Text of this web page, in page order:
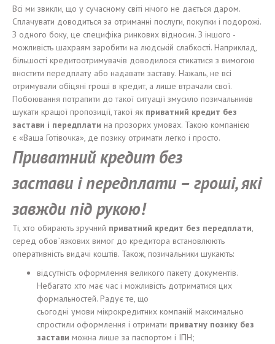
Всі ми звикли, що у сучасному світі нічого не дається даром.
Сплачувати доводиться за отриманні послуги, покупки і подорожі.
З одного боку, це специфіка ринкових відносин. З іншого -
можливість шахраям заробити на людській слабкості. Наприклад,
більшості кредитоотримувачів доводилося стикатися з вимогою
вностити передплату або надавати заставу. Нажаль, не всі
отримували обіцяні гроші в кредит, а лише втрачали свої.
Побоювання потрапити до такої ситуації змусило позичальників
шукати кращої пропозиції, такої як приватний кредит без
застави і передплати на прозорих умовах. Такою компанією
є «Ваша Готівочка», де позику отримати легко і просто.
Приватнийкредит без
застави іпередплати–гроші,які
завждипідрукою!
Ті, хто обирають зручний приватний кредит без передплати,
серед обов`язкових вимог до кредитора встановлюють
оперативність видачі коштів. Також, позичальники шукають:
відсутність оформлення великого пакету документів.
Небагато хто має час і можливість дотриматися цих
формальностей. Радує те, що
сьогодні умови мікрокредитних компаній максимально
спростили оформлення і отримати приватну позику без
застави можна лише за паспортом і ІПН;